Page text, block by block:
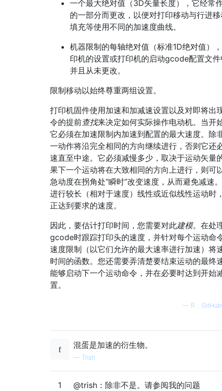
一个最大绝对值（3D矢量长度），它经常
的一部分而更改，以便对打印移动与行进
填充等使用不同的加速度曲线。
机器限制的每轴绝对值（标准1D绝对值）
印机的设置或打印机的启动gcode配置文
并且从未更改。
限制移动以始终尊重两组设置。
打印机固件使用加速和加减速设置以及对即将出
令的提前查找来决定如何实际操作电动机。当开
它必须在加速限制内加速到配置的最大速度。除
一动作将沿完全相同的方向继续进行，否则它还
速直至中途。它必须减慢多少，取决于运动矢量
果下一个运动将在大致相同的方向上进行，则可
急动度在拐角处“瞬时”改变速度，从而避免减速
进行较长（相对于速度）线性或近似线性运动时
正达到要求的速度。
因此，要估计打印时间，您需要对此建模。在处
gcode时跟踪打印头的速度，并针对每个运动命
速度限制（以它们允许的最大速率进行加速）将
时间的函数。您还需要弄清楚要结束运动的最终
能够启动下一个运动命令，并在必要时达到开始
置。
— R ..
混蛋是加速的衍生物。
— Trish
1
@trish：除非不是。请参阅我的问题